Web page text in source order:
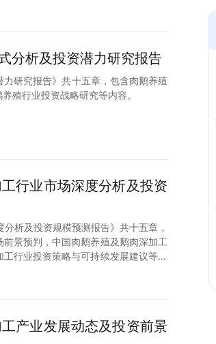
分析及投资潜力研究报告
研究报告》共十五章，包含肉鹅养殖
殖行业投资战略研究等内容。
行业市场深度分析及投资
析及投资规模预测报告》共十五章，
景预判，中国肉鹅养殖及鹅肉深加工
行业投资策略与可持续发展建议等内
产业发展动态及投资前景